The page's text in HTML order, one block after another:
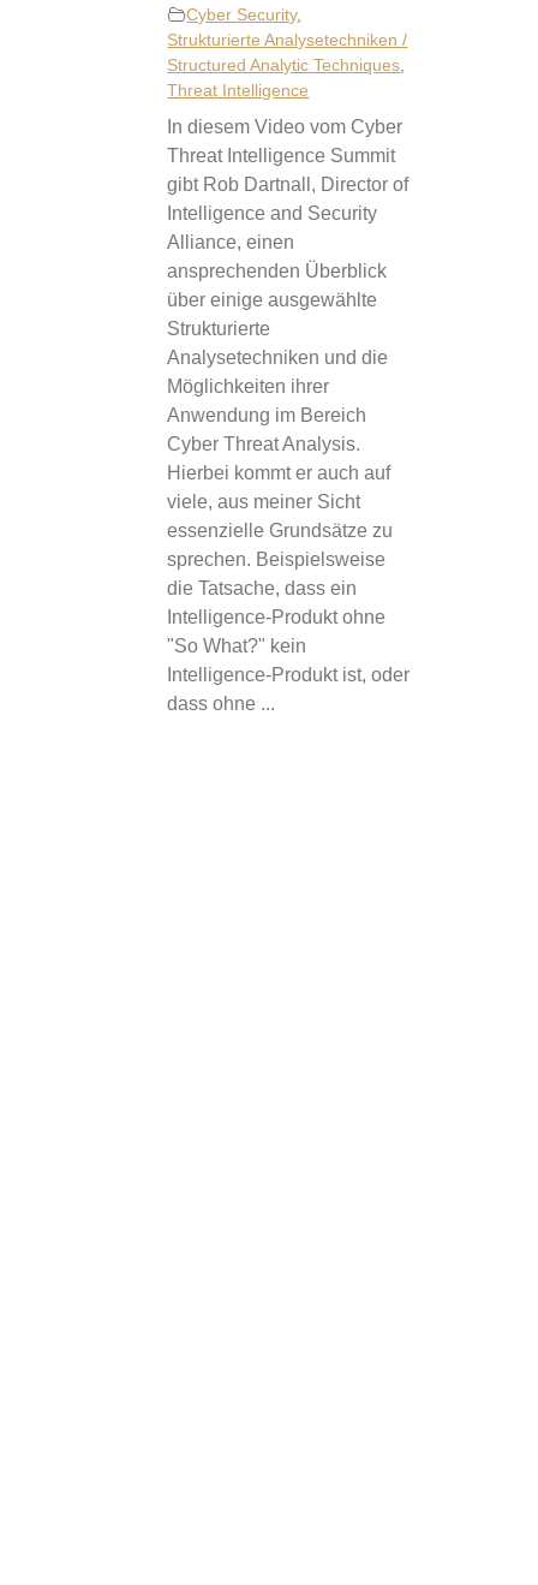
Cyber Security,
Strukturierte Analysetechniken /
Structured Analytic Techniques
Threat Intelligence
In diesem Video vom Cyber
Threat Intelligence Summit
gibt Rob Dartnall, Director of
Intelligence and Security
Alliance, einen
ansprechenden Überblick
über einige ausgewählte
Strukturierte
Analysetechniken und die
Möglichkeiten ihrer
Anwendung im Bereich
Cyber Threat Analysis.
Hierbei kommt er auch auf
viele, aus meiner Sicht
essenzielle Grundsätze zu
sprechen. Beispielsweise
die Tatsache, dass ein
Intelligence-Produkt ohne
"So What?" kein
Intelligence-Produkt ist, oder
dass ohne ...